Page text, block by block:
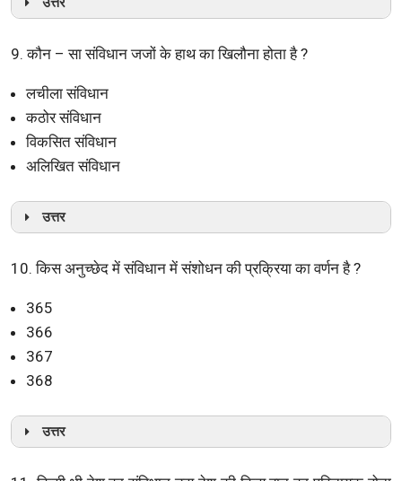
9. कौन – सा संविधान जजों के हाथ का खिलौना होता है ?
लचीला संविधान
कठोर संविधान
विकसित संविधान
अलिखित संविधान
उत्तर
10. किस अनुच्छेद में संविधान में संशोधन की प्रक्रिया का वर्णन है ?
365
366
367
368
उत्तर